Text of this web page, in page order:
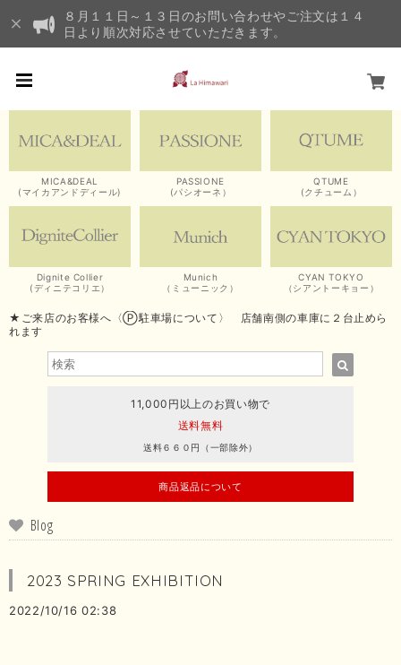
８月１１日～１３日のお問い合わせやご注文は１４
日より順次対応させていただきます。
MICA&DEAL
(マイカアンドディール)
PASSIONE
(パシオーネ）
QTUME
(クチューム）
Dignite Collier
(ディニテコリエ）
Munich
（ミューニック）
CYAN TOKYO
（シアントーキョー）
★ご来店のお客様へ〈Ⓟ駐車場について〉 店舗南側の車庫に２台止めら
れます
11,000円以上のお買い物で
送料無料
送料６６０円（一部除外）
商品返品について
Blog
2023 SPRING EXHIBITION
2022/10/16 02:38